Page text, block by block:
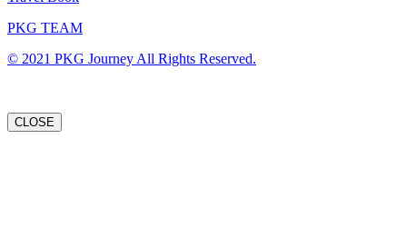
PKG TEAM
© 2021 PKG Journey All Rights Reserved.
CLOSE